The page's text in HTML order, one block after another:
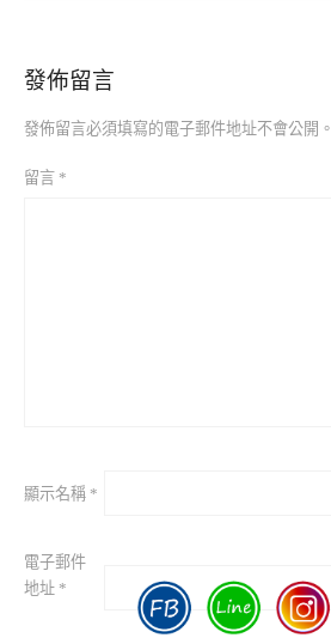
發佈留言
發佈留言必須填寫的電子郵件地址不會公開。
留言 *
顯示名稱 *
電子郵件
地址 *